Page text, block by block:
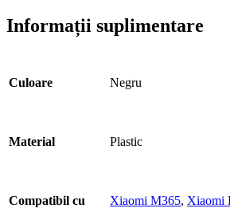
Informații suplimentare
Culoare Negru
Material Plastic
Compatibil cu Xiaomi M365, Xiaomi